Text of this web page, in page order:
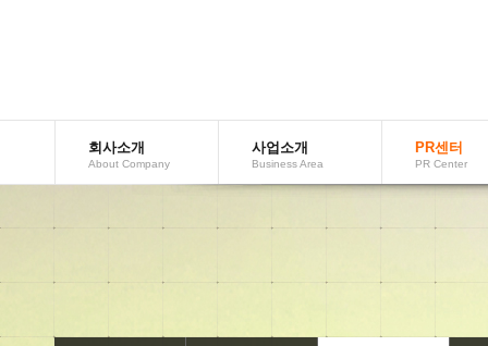
회사소개
AboutCompany
사업소개
BusinessArea
PR센터
PRCenter